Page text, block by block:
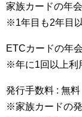
家族カードの年
※1年目も2年目
ETCカードの年
※年に1回以上利
発行手数料 : 無料
※家族カードの発